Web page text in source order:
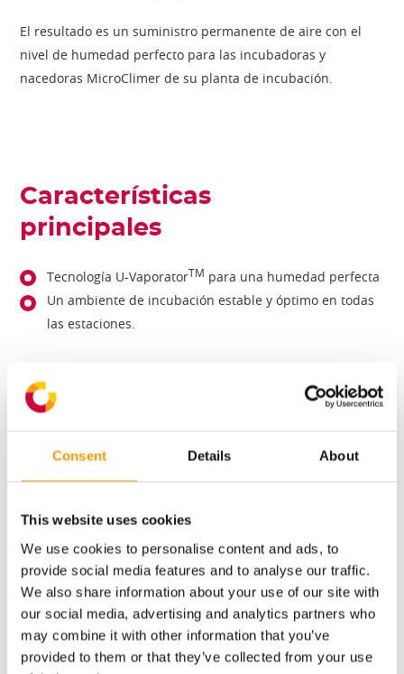
Consent Details About
This website uses cookies
We use cookies to personalise content and ads, to
provide social media features and to analyse our traffic.
We also share information about your use of our site with
our social media, advertising and analytics partners who
may combine it with other information that you’ve
provided to them or that they’ve collected from your use
El resultado es un suministro permanente de aire con el
nivel de humedad perfecto para las incubadoras y
nacedoras MicroClimer de su planta de incubación.
Características
principales
Tecnología U-VaporatorTM para una humedad perfecta
Un ambiente de incubación estable y óptimo en todas
las estaciones.
durante todo el proceso de incubación.
DESCARGAR AHORA